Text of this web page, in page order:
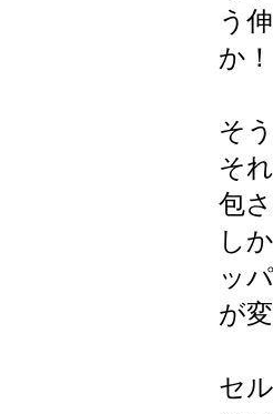
う
か
そ
そ
包
し
ッ
が
セ